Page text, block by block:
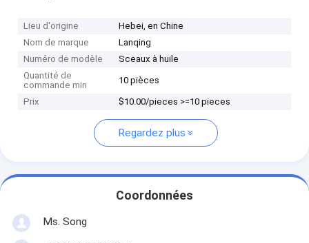
Lieu d'origine
Hebei, en Chine
Nom de marque
Lanqing
Numéro de modèle
Sceaux à huile
Quantité de
commande min
10 pièces
Prix $10.00/pieces >=10 pieces
Regardez plus
Coordonnées
Ms. Song